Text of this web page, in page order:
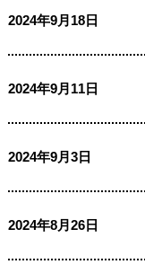
2024年9月18日
2024年9月11日
2024年9月3日
2024年8月26日